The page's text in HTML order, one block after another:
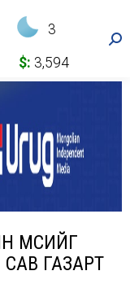
3
$: 3,594
МӨСИЙГ
ГАЗАРТ